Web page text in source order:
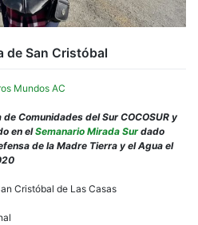
de San Cristóbal
Mundos AC
Comunidades del Sur COCOSUR y
en elSemanario Mirada Surdado
de la Madre Tierra y el Agua el
Cristóbal de Las Casas